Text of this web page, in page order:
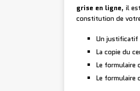
grise en ligne, il
constitution de
Un justificatif
La copie du
Le formulaire
Le formulaire